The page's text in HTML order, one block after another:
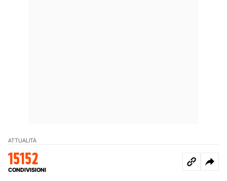
ATTUALITÀ
15152
CONDIVISIONI